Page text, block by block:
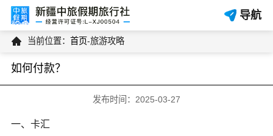
导航
 当前位置： 首页-旅游攻略
如何付款？
发布时间：2025-03-27
一、卡汇